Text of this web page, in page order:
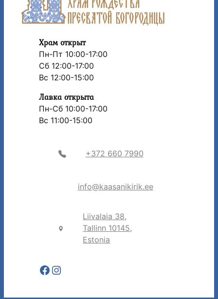
Храм открыт
Пн-Пт 10:00-17:00
Сб 12:00-17:00
Вс 12:00-15:00
Лавка открыта
Пн-Сб 10:00-17:00
Вс 11:00-15:00
+372 660 7990
info@kaasanikirik.ee
Liivalaia 38,
Tallinn 10145,
Estonia
Facebook
Instagram